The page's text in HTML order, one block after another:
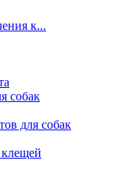
к...
собак
для собак
клещей